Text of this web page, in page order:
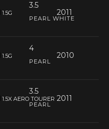
3.5
1.5G 2011
PEARL WHITE
4
1.5G 2010
PEARL
3.5
1.5X AERO TOURER 2011
PEARL